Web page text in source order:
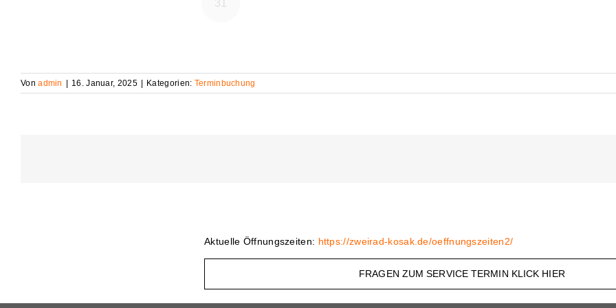
Vonadmin 16. Januar, 2025 Kategorien: Terminbuchung
Aktuelle Öffnungszeiten: https://zweirad-kosak.de/oeffnungszeiten2/
FRAGEN ZUM SERVICE TERMIN KLICK HIER